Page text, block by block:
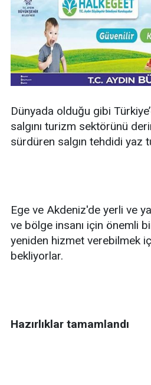
Dünyada olduğu gibi
salgını turizm sektörünü
sürdüren salgın tehdidi yaz
Ege ve Akdeniz'de yerli ve
ve bölge insanı için önemli
yeniden hizmet verebilmek
bekliyorlar.
Hazırlıklar tamamlandı